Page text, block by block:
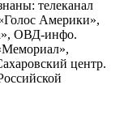
телеканал
Америки»,
ОВД-инфо.
центр.